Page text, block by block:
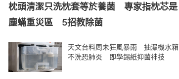
枕頭清潔只洗枕套等於養菌 專家指枕芯是
塵蟎重災區 5招教除菌
天文台料周未狂風暴雨 抽濕機水箱
不洗恐肺炎 即學錫紙抑菌神技